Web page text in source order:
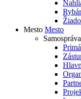
Mesto Mesto
Samospráva